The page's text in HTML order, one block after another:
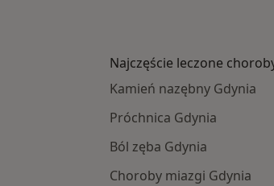
Najczęście leczone
Kamień nazębny Gdynia
Próchnica Gdynia
Ból zęba Gdynia
Choroby miazgi Gdynia